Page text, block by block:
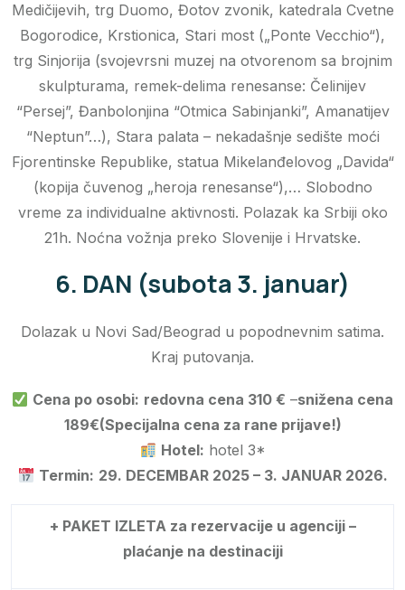
Medičijevih, trg Duomo, Đotov zvonik, katedrala Cvetne
Bogorodice, Krstionica, Stari most („Ponte Vecchio“),
trg Sinjorija (svojevrsni muzej na otvorenom sa brojnim
skulpturama, remek-delima renesanse: Čelinijev
“Persej”, Đanbolonjina “Otmica Sabinjanki”, Amanatijev
“Neptun”…), Stara palata – nekadašnje sedište moći
Fjorentinske Republike, statua Mikelanđelovog „Davida“
(kopija čuvenog „heroja renesanse“),… Slobodno
vreme za individualne aktivnosti. Polazak ka Srbiji oko
21h. Noćna vožnja preko Slovenije i Hrvatske.
6. DAN (subota 3. januar)
Dolazak u Novi Sad/Beograd u popodnevnim satima.
Kraj putovanja.
Cena po osobi: redovna cena 310 € –snižena cena
189€(Specijalna cena za rane prijave!)
Hotel: hotel 3*
Termin: 29. DECEMBAR 2025 – 3. JANUAR 2026.
+ PAKET IZLETA za rezervacije u agenciji –
plaćanje na destinaciji